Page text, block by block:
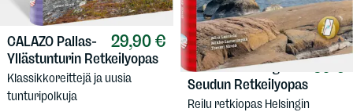
29,90 €
CALAZO Pallas-
Yllästunturin Retkeilyopas
Klassikkoreittejä ja uusia
tunturipolkuja
30 €
CALAZOHelsingin
Seudun Retkeilyopas
Reilu retkiopas Helsingin